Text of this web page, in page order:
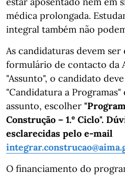
médica prolongada.
integral também não
As candidaturas devem
formulário de contacto da
"Assunto", o candidato
"Candidatura a
assunto, escolher
Construção – 1.º Ciclo".
esclarecidas pelo e-mail
O financiamento do